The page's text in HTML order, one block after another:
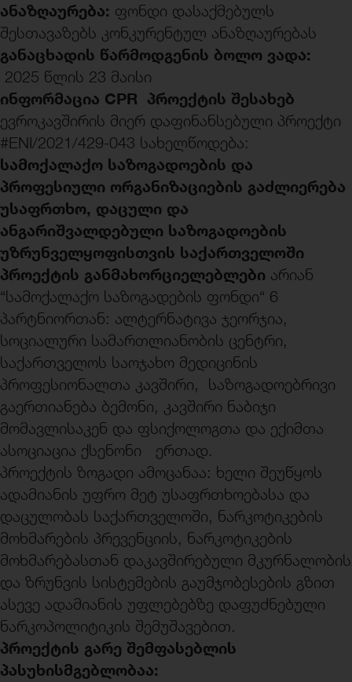
ანაზღაურება: ფონდი დასაქმებულს
შესთავაზებს კონკურენტულ ანაზღაურებას
განაცხადის წარმოდგენის ბოლო ვადა:
2025 წლის 23 მაისი
ინფორმაცია CPR პროექტის შესახებ
ევროკავშირის მიერ დაფინანსებული პროექტი
#ENI/2021/429-043 სახელწოდება:
სამოქალაქო საზოგადოების და
პროფესიული ორგანიზაციების გაძლიერება
უსაფრთხო, დაცული და
ანგარიშვალდებული საზოგადოების
უზრუნველყოფისთვის საქართველოში
პროექტის განმახორციელებლები არიან
“სამოქალაქო საზოგადების ფონდი“ 6
პარტნიორთან: ალტერნატივა ჯეორჯია,
სოციალური სამართლიანობის ცენტრი,
საქართველოს საოჯახო მედიცინის
პროფესიონალთა კავშირი, საზოგადოებრივი
გაერთიანება ბემონი, კავშირი ნაბიჯი
მომავლისაკენ და ფსიქოლოგთა და ექიმთა
ასოციაცია ქსენონი ერთად.
პროექტის ზოგადი ამოცანაა: ხელი შეუწყოს
ადამიანის უფრო მეტ უსაფრთხოებასა და
დაცულობას საქართველოში, ნარკოტიკების
მოხმარების პრევენციის, ნარკოტიკების
მოხმარებასთან დაკავშირებული მკურნალობის
და ზრუნვის სისტემების გაუმჯობესების გზით
ასევე ადამიანის უფლებებზე დაფუძნებული
ნარკოპოლიტიკის შემუშავებით.
პროექტის გარე შემფასებლის
პასუხისმგებლობაა: